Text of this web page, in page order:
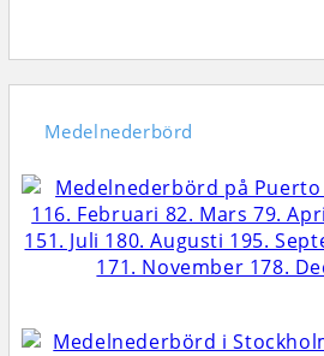
Medelnederbörd